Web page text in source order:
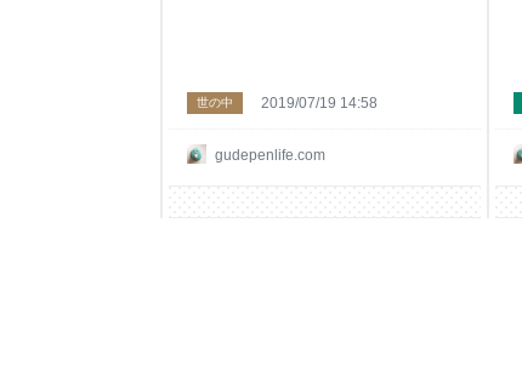
gudepenlife.com
世の中 2019/07/19 14:58